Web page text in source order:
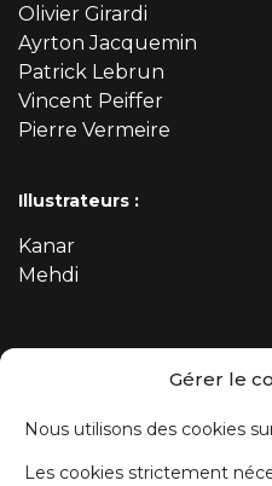
Gérer le
Nous utilisons des cookies
Les cookies strictement
Olivier Girardi
Ayrton Jacquemin
Patrick Lebrun
Vincent Peiffer
Pierre Vermeire
Illustrateurs :
Kanar
Mehdi
ABONNEZ-VOUS À
Prénom